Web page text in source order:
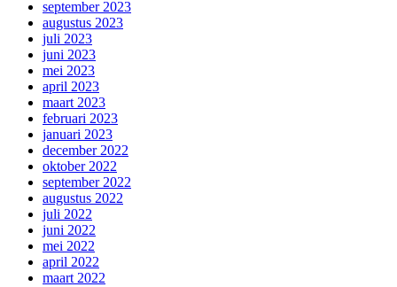
september 2023
augustus 2023
juli 2023
juni 2023
mei 2023
april 2023
maart 2023
februari 2023
januari 2023
december 2022
oktober 2022
september 2022
augustus 2022
juli 2022
juni 2022
mei 2022
april 2022
maart 2022